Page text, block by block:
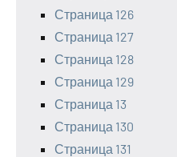
Страница 126
Страница 127
Страница 128
Страница 129
Страница 13
Страница 130
Страница 131